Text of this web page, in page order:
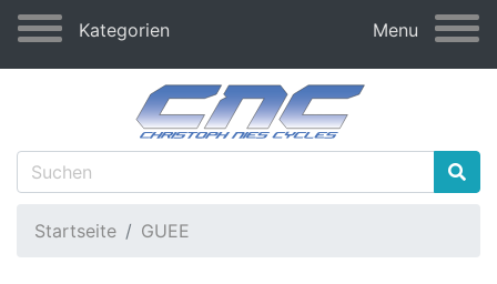
Kategorien Menu
Startseite GUEE